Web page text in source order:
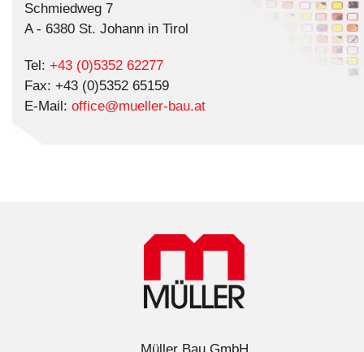
Schmiedweg 7
A - 6380 St. Johann in Tirol
Tel: +43 (0)5352 62277
Fax: +43 (0)5352 65159
E-Mail: office@mueller-bau.at